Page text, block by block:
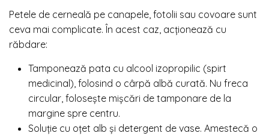
Petele de cerneală pe canapele, fotolii sau covoare sunt
ceva mai complicate. În acest caz, acționează cu
răbdare:
Tamponează pata cu alcool izopropilic (spirt
medicinal), folosind o cârpă albă curată. Nu freca
circular, folosește mișcări de tamponare de la
margine spre centru.
Soluție cu oțet alb și detergent de vase. Amestecă o